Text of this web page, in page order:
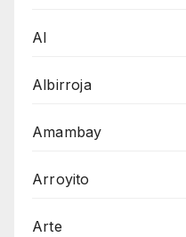
AI
Albirroja
Amambay
Arroyito
Arte